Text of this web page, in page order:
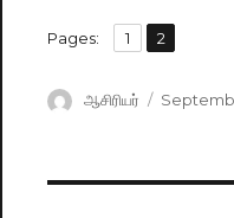
Pages: Page
1 ,
Page
2
Author
ஆசிரியர்
Posted